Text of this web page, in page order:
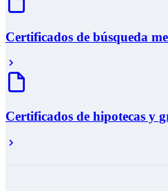
Certificados de búsqueda
Certificados de hipotecas y